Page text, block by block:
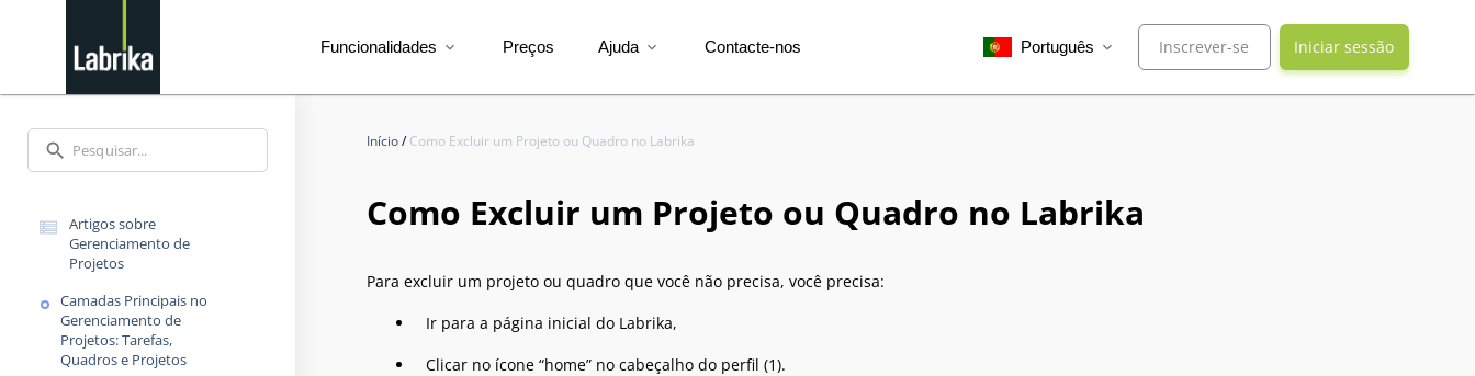
Funcionalidades expand_more Preços Ajuda expand_more Contacte-nos Português expand_more Inscrever-se Iniciar sessão
search
Artigos sobre
Gerenciamento de
Projetos
Camadas Principais no
Gerenciamento de
Projetos: Tarefas,
Quadros e Projetos
Início/Como Excluir um Projeto ou Quadro no Labrika
Como Excluir um Projeto ou Quadro no Labrika
Para excluir um projeto ou quadro que você não precisa, você precisa:
Ir para a página inicial do Labrika,
Clicar no ícone “home” no cabeçalho do perfil (1).